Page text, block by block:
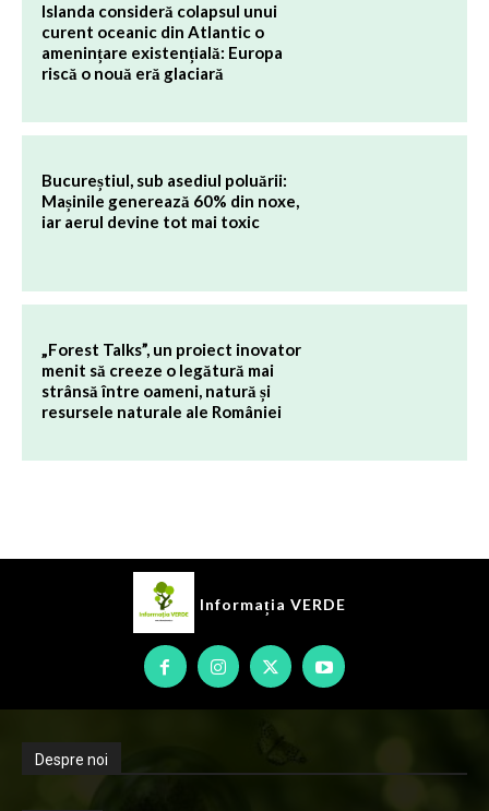
Islanda consideră colapsul unui
curent oceanic din Atlantic o
amenințare existențială: Europa
riscă o nouă eră glaciară
Bucureștiul, sub asediul poluării:
Mașinile generează 60% din noxe,
iar aerul devine tot mai toxic
„Forest Talks”, un proiect inovator
menit să creeze o legătură mai
strânsă între oameni, natură și
resursele naturale ale României
Informația VERDE
Despre noi